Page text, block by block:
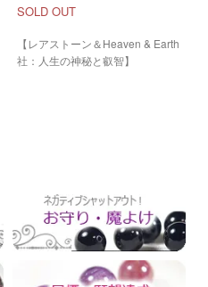
SOLD OUT
【レアストーン＆Heaven & Earth
社：人生の神秘と叡智】